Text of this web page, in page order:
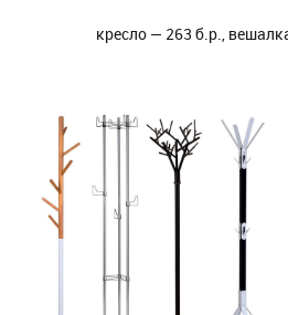
кресло — 263 б.р.,